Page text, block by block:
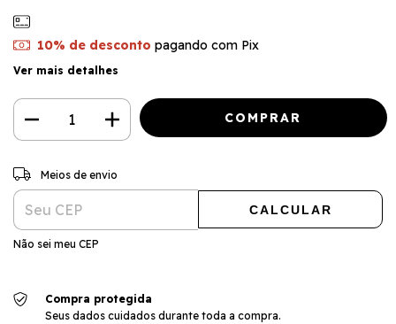
10% de desconto pagando com Pix
Ver mais detalhes
Entregas para o CEP:
Meios de envio
CALCULAR
Não sei meu CEP
Compra protegida
Seus dados cuidados durante toda a compra.